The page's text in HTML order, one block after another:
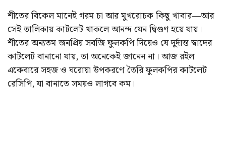
শীতের বিকেল মানেই গরম চা আর মুখরোচক কিছু খাবার—আর
সেই তালিকায় কাটলেট থাকলে আনন্দ যেন দ্বিগুণ হয়ে যায়।
শীতের অন্যতম জনপ্রিয় সবজি ফুলকপি দিয়েও যে দুর্দান্ত স্বাদের
কাটলেট বানানো যায়, তা অনেকেই জানেন না। আজ রইল
একেবারে সহজ ও ঘরোয়া উপকরণে তৈরি ফুলকপির কাটলেট
রেসিপি, যা বানাতে সময়ও লাগবে কম।